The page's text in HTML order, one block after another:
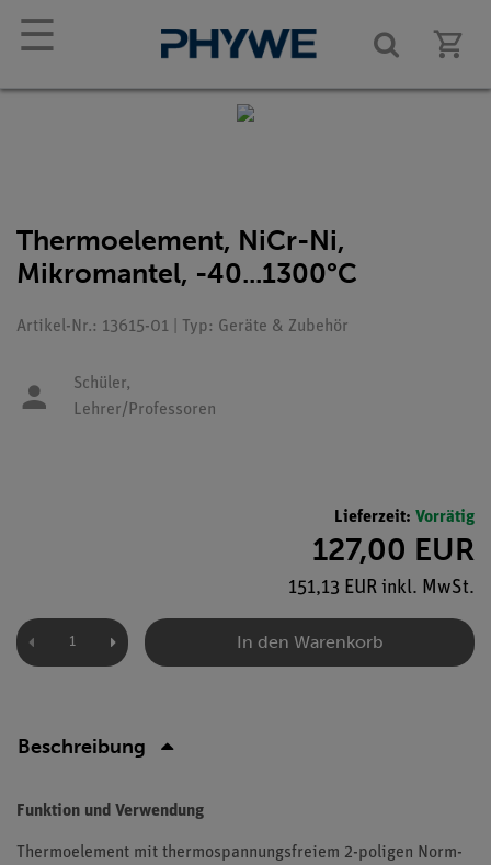
☰
Thermoelement, NiCr-Ni,
Mikromantel, -40...1300°C
Artikel-Nr.: 13615-01 | Typ: Geräte & Zubehör
Schüler,
Lehrer/Professoren
Lieferzeit: Vorrätig
127,00 EUR
151,13 EUR inkl. MwSt.
In den Warenkorb
Beschreibung
Funktion und Verwendung
Thermoelement mit thermospannungsfreiem 2-poligen Norm-